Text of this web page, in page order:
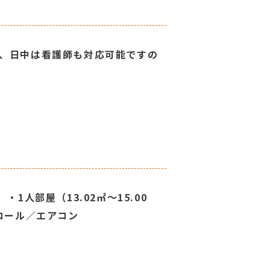
日中は看護師も対応可能ですの
・1人部屋（13.02㎡～15.00
ル／エアコン